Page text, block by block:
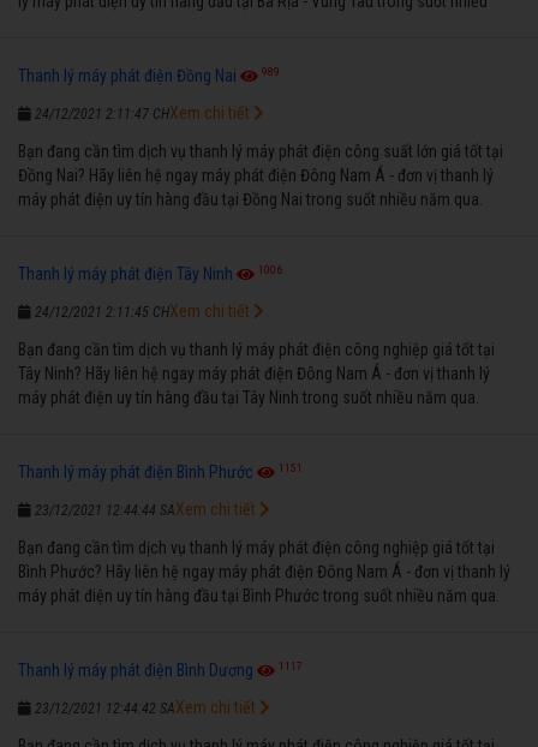
Thanh lý máy phát điện Đồng Nai 989
24/12/2021 2:11:47 CH
Bạn đang cần tìm dịch vụ thanh lý máy phát điện công suất lớn giá tốt tại
Đồng Nai? Hãy liên hệ ngay máy phát điện Đông Nam Á - đơn vị thanh lý
máy phát điện uy tín hàng đầu tại Đồng Nai trong suốt nhiều năm qua.
Xem chi tiết
Thanh lý máy phát điện Tây Ninh 1006
24/12/2021 2:11:45 CH
Bạn đang cần tìm dịch vụ thanh lý máy phát điện công nghiệp giá tốt tại
Tây Ninh? Hãy liên hệ ngay máy phát điện Đông Nam Á - đơn vị thanh lý
máy phát điện uy tín hàng đầu tại Tây Ninh trong suốt nhiều năm qua.
Xem chi tiết
Thanh lý máy phát điện Bình Phước 1151
23/12/2021 12:44:44 SA
Bạn đang cần tìm dịch vụ thanh lý máy phát điện công nghiệp giá tốt tại
Bình Phước? Hãy liên hệ ngay máy phát điện Đông Nam Á - đơn vị thanh lý
máy phát điện uy tín hàng đầu tại Bình Phước trong suốt nhiều năm qua.
Xem chi tiết
Thanh lý máy phát điện Bình Dương 1117
23/12/2021 12:44:42 SAXem chi tiết